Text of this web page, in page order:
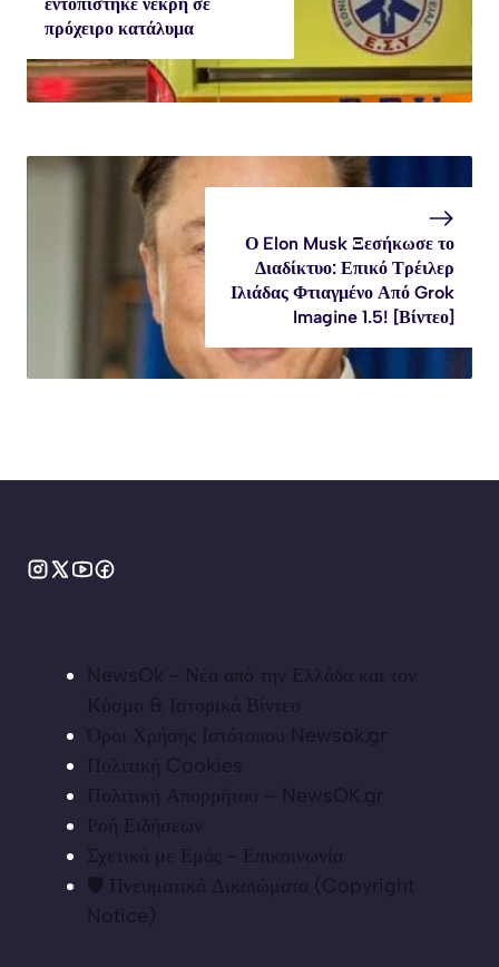
πρόχειρο κατάλυμα
Ο Elon Musk Ξεσήκωσε το
Διαδίκτυο: Επικό Τρέιλερ
Ιλιάδας Φτιαγμένο Από Grok
Imagine 1.5! [Βίντεο]
NewsOk - Νέα από την Ελλάδα και τον
Κόσμο & Ιστορικά Βίντεο
Όροι Χρήσης Ιστότοπου Newsok.gr
Πολιτική Cookies
Πολιτική Απορρήτου – NewsOK.gr
Ροή Ειδήσεων
Σχετικά με Εμάς - Επικοινωνία
🛡️ Πνευματικά Δικαιώματα (Copyright
Notice)